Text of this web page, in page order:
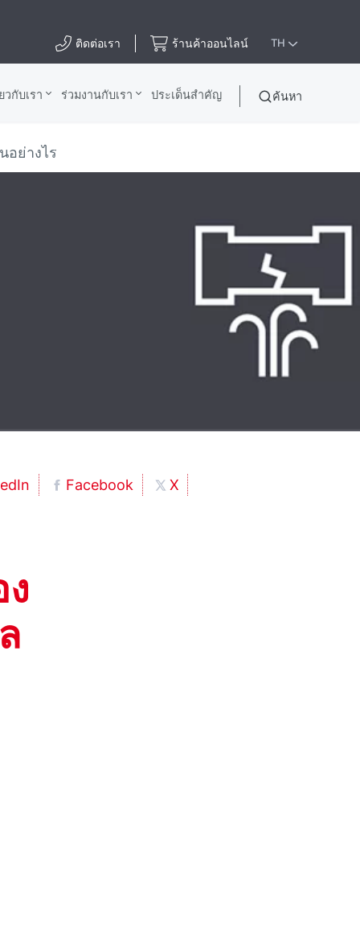
ติดต่อเรา ร้านค้าออนไลน์ TH
วกับเรา ร่วมงานกับเรา ประเด็นสําคัญ ค้นหา
อย่างไร
Facebook
X